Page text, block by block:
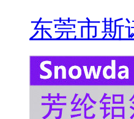
东莞市斯